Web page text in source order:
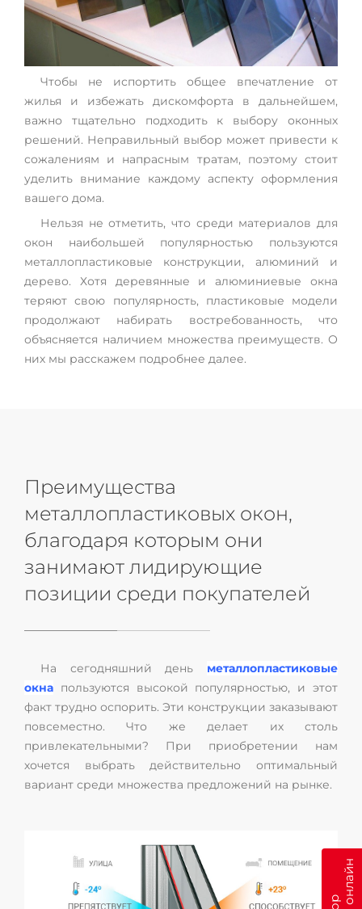
Чтобы не испортить общее впечатление от
жилья и избежать дискомфорта в дальнейшем,
важно тщательно подходить к выбору оконных
решений. Неправильный выбор может привести к
сожалениям и напрасным тратам, поэтому стоит
уделить внимание каждому аспекту оформления
вашего дома.
Нельзя не отметить, что среди материалов для
окон наибольшей популярностью пользуются
металлопластиковые конструкции, алюминий и
дерево. Хотя деревянные и алюминиевые окна
теряют свою популярность, пластиковые модели
продолжают набирать востребованность, что
объясняется наличием множества преимуществ. О
них мы расскажем подробнее далее.
Преимущества
металлопластиковых окон,
благодаря которым они
занимают лидирующие
позиции среди покупателей
На сегодняшний день металлопластиковые
окна пользуются высокой популярностью, и этот
факт трудно оспорить. Эти конструкции заказывают
повсеместно. Что же делает их столь
привлекательными? При приобретении нам
хочется выбрать действительно оптимальный
вариант среди множества предложений на рынке.